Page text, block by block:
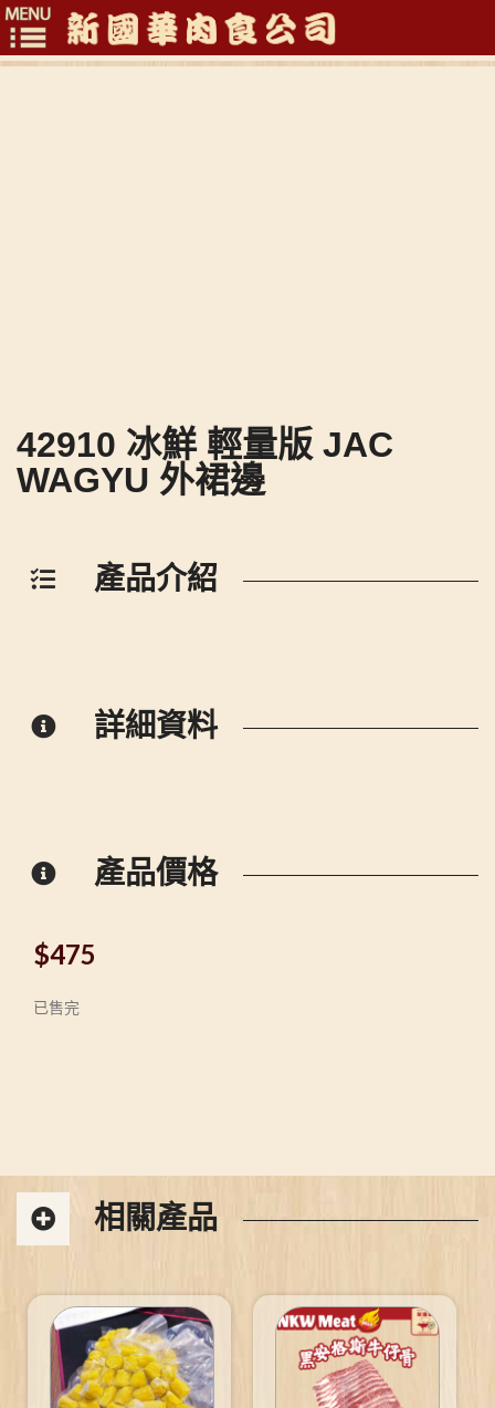
Toggle
42910 冰鮮 輕量版 JAC
WAGYU 外裙邊
產品介紹
詳細資料
產品價格
$475
已售完
相關產品